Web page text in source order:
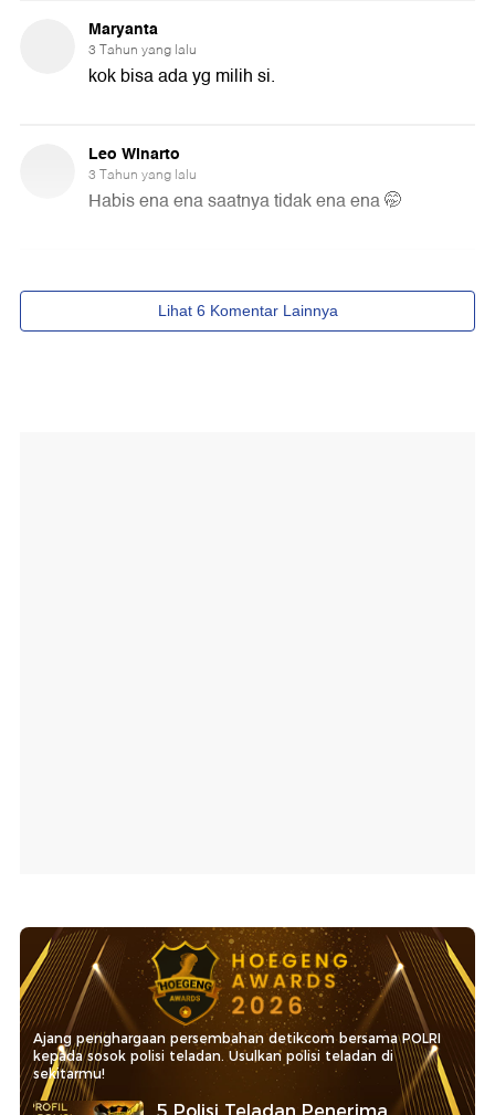
Ajang penghargaan persembahan detikcom bersama POLRI
kepada sosok polisi teladan. Usulkan polisi teladan di
sekitarmu!
5 Polisi Teladan Penerima